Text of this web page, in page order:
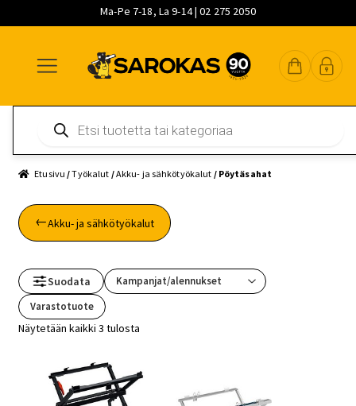
Ma-Pe 7-18, La 9-14 | 02 275 2050
navigointiin
sisältöön
pääsisältöön
search
Etusivu /Työkalut /Akku- ja sähkötyökalut / Pöytäsahat
Akku- ja sähkötyökalut
Suodata
Varastotuote
Näytetään kaikki 3 tulosta